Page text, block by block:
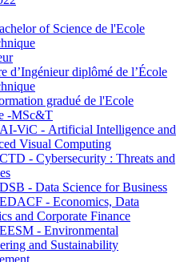
of Science de l'Ecole
d’Ingénieur diplômé de l’École
gradué de l'Ecole
-MSc&T
ViC - Artificial Intelligence and
Visual Computing
- Cybersecurity : Threats and
- Data Science for Business
- Economics, Data
and Corporate Finance
- Environmental
and Sustainability